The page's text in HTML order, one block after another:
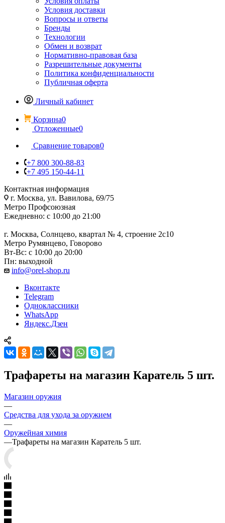
Условия доставки
Вопросы и ответы
Бренды
Технологии
Обмен и возврат
Нормативно-правовая база
Разрешительные документы
Политика конфиденциальности
Публичная оферта
Личный кабинет
Корзина0
Отложенные0
Сравнение товаров0
+7 800 300-88-83
+7 495 150-44-11
Контактная информация
г. Москва, ул. Вавилова, 69/75
Метро Профсоюзная
Ежедневно: с 10:00 до 21:00
г. Москва, Солнцево, квартал № 4, строение 2с10
Метро Румянцево, Говорово
Вт-Вс: с 10:00 до 20:00
Пн: выходной
info@orel-shop.ru
Вконтакте
Telegram
Одноклассники
WhatsApp
Яндекс.Дзен
Трафареты на магазин Каратель 5 шт.
Магазин оружия
—
Средства для ухода за оружием
—
Оружейная химия
—Трафареты на магазин Каратель 5 шт.